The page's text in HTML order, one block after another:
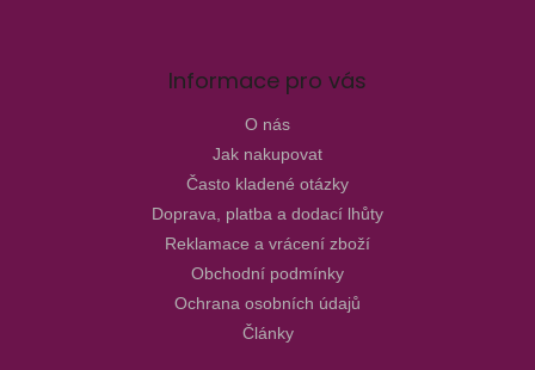
Informace pro vás
O nás
Jak nakupovat
Často kladené otázky
Doprava, platba a dodací lhůty
Reklamace a vrácení zboží
Obchodní podmínky
Ochrana osobních údajů
Články